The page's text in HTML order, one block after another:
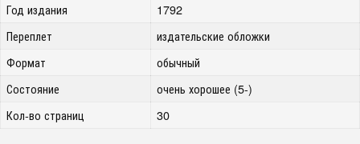
Год издания
1792
Переплет
издательские обложки
Формат
обычный
Состояние
очень хорошее (5-)
Кол-во страниц
30